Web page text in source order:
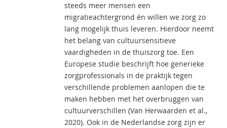
steeds meer mensen een
migratieachtergrond én willen we zorg zo
lang mogelijk thuis leveren. Hierdoor neemt
het belang van cultuursensitieve
vaardigheden in de thuiszorg toe. Een
Europese studie beschrijft hoe generieke
zorgprofessionals in de praktijk tegen
verschillende problemen aanlopen die te
maken hebben met het overbruggen van
cultuurverschillen (Van Herwaarden et al.,
2020). Ook in de Nederlandse zorg zijn er